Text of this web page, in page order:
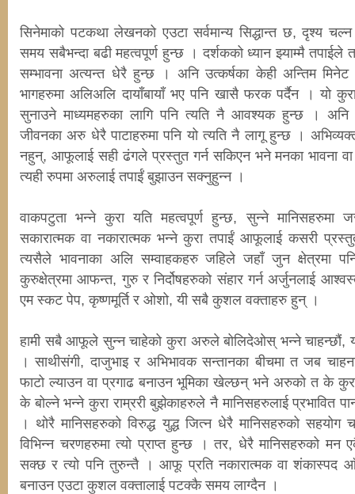
सिनेमाको पटकथा लेखनको एउटा सर्वमान्य सिद्धान्त छ, दृश्य
समय सबैभन्दा बढी महत्वपूर्ण हुन्छ । दर्शकको ध्यान झ्याम्मै तपाईले
सम्भावना अत्यन्त धेरै हुन्छ । अनि उत्कर्षका केही अन्तिम
भागहरुमा अलिअलि दायाँबायाँ भए पनि खासै फरक पर्दैन । यो
सुनाउने माध्यमहरुका लागि पनि त्यति नै आवश्यक हुन्छ । अनि
जीवनका अरु धेरै पाटाहरुमा पनि यो त्यति नै लागू हुन्छ ।
नहुन्, आफूलाई सही ढंगले प्रस्तुत गर्न सकिएन भने मनका भावना
त्यही रुपमा अरुलाई तपाईं बुझाउन सक्नुहुन्न ।
वाकपटुता भन्ने कुरा यति महत्वपूर्ण हुन्छ, सुन्ने मानिसहरुमा
सकारात्मक वा नकारात्मक भन्ने कुरा तपाईं आफूलाई कसरी
त्यसैले भावनाका अलि सम्वाहकहरु जहिले जहाँ जुन क्षेत्रमा
कुरुक्षेत्रमा आफन्त, गुरु र निर्दोषहरुको संहार गर्न अर्जुनलाई
एम स्कट पेप, कृष्णमूर्ति र ओशो, यी सबै कुशल वक्ताहरु हुन् ।
हामी सबै आफूले सुन्न चाहेको कुरा अरुले बोलिदेओस् भन्ने चाहन्छौं,
। साथीसंगी, दाजुभाइ र अभिभावक सन्तानका बीचमा त जब
फाटो ल्याउन वा प्रगाढ बनाउन भूमिका खेल्छन् भने अरुको त के
के बोल्ने भन्ने कुरा राम्ररी बुझेकाहरुले नै मानिसहरुलाई प्रभावित
। थोरै मानिसहरुको विरुद्ध युद्ध जित्न धेरै मानिसहरुको सहयोग
विभिन्न चरणहरुमा त्यो प्राप्त हुन्छ । तर, धेरै मानिसहरुको मन
सक्छ र त्यो पनि तुरुन्तै । आफू प्रति नकारात्मक वा शंकास्पद
बनाउन एउटा कुशल वक्तालाई पटक्कै समय लाग्दैन ।